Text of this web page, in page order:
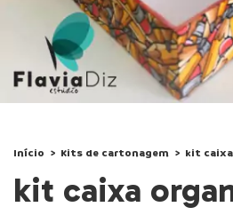
Início > Kits de cartonagem > kit
kit caixa